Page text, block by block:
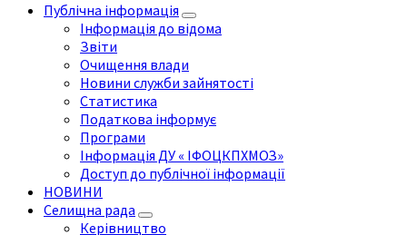
Публічна інформація
Інформація до відома
Звіти
Очищення влади
Новини служби зайнятості
Статистика
Податкова інформує
Програми
Інформація ДУ « ІФОЦКПХМОЗ»
Доступ до публічної інформації
НОВИНИ
Селищна рада
Керівництво